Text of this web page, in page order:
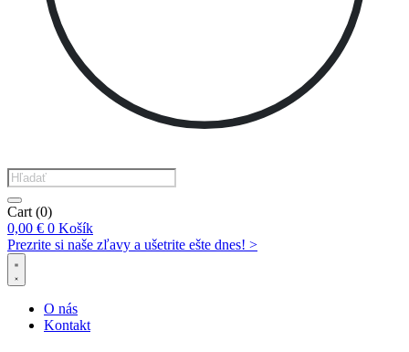
Products
search
Cart (0)
0,00 € 0 Košík
Prezrite si naše zľavy a ušetrite ešte dnes! >​
O nás
Kontakt